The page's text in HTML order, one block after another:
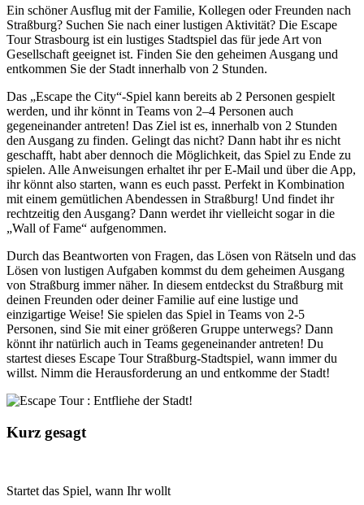
Ein schöner Ausflug mit der Familie, Kollegen oder Freunden nach
Straßburg? Suchen Sie nach einer lustigen Aktivität? Die Escape
Tour Strasbourg ist ein lustiges Stadtspiel das für jede Art von
Gesellschaft geeignet ist. Finden Sie den geheimen Ausgang und
entkommen Sie der Stadt innerhalb von 2 Stunden.
Das „Escape the City“-Spiel kann bereits ab 2 Personen gespielt
werden, und ihr könnt in Teams von 2–4 Personen auch
gegeneinander antreten! Das Ziel ist es, innerhalb von 2 Stunden
den Ausgang zu finden. Gelingt das nicht? Dann habt ihr es nicht
geschafft, habt aber dennoch die Möglichkeit, das Spiel zu Ende zu
spielen. Alle Anweisungen erhaltet ihr per E-Mail und über die App,
ihr könnt also starten, wann es euch passt. Perfekt in Kombination
mit einem gemütlichen Abendessen in Straßburg! Und findet ihr
rechtzeitig den Ausgang? Dann werdet ihr vielleicht sogar in die
„Wall of Fame“ aufgenommen.
Durch das Beantworten von Fragen, das Lösen von Rätseln und das
Lösen von lustigen Aufgaben kommst du dem geheimen Ausgang
von Straßburg immer näher. In diesem entdeckst du Straßburg mit
deinen Freunden oder deiner Familie auf eine lustige und
einzigartige Weise! Sie spielen das Spiel in Teams von 2-5
Personen, sind Sie mit einer größeren Gruppe unterwegs? Dann
könnt ihr natürlich auch in Teams gegeneinander antreten! Du
startest dieses Escape Tour Straßburg-Stadtspiel, wann immer du
willst. Nimm die Herausforderung an und entkomme der Stadt!
Kurz gesagt
Startet das Spiel, wann Ihr wollt